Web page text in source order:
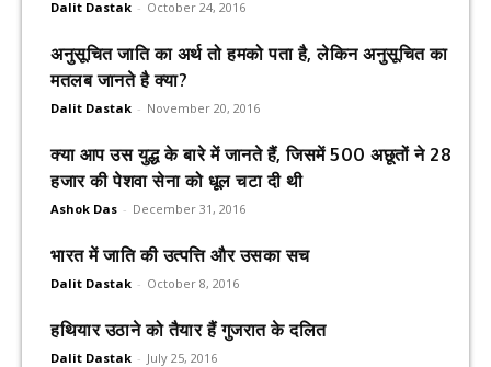
Dalit Dastak - October 24, 2016
अनुसूचित जाति का अर्थ तो हमको पता है, लेकिन अनुसूचित का
मतलब जानते है क्या?
Dalit Dastak - November 20, 2016
क्या आप उस युद्ध के बारे में जानते हैं, जिसमें 500 अछूतों ने 28
हजार की पेशवा सेना को धूल चटा दी थी
Ashok Das - December 31, 2016
भारत में जाति की उत्पत्ति और उसका सच
Dalit Dastak - October 8, 2016
हथियार उठाने को तैयार हैं गुजरात के दलित
Dalit Dastak - July 25, 2016